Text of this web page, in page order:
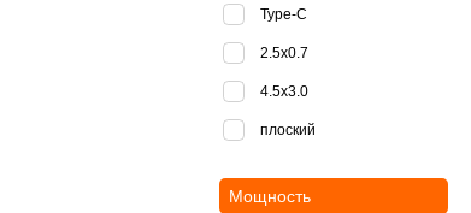
Type-C
2.5x0.7
4.5x3.0
плоский
Мощность